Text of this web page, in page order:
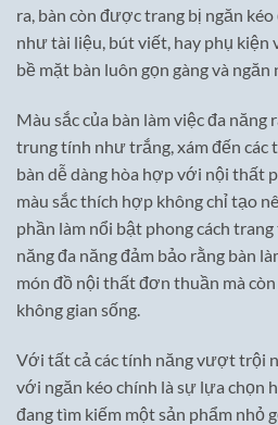
ra, bàn còn được trang bị ngăn
như tài liệu, bút viết, hay phụ kiện
bề mặt bàn luôn gọn gàng và ngăn
Màu sắc của bàn làm việc đa năng
trung tính như trắng, xám đến các
bàn dễ dàng hòa hợp với nội thất
màu sắc thích hợp không chỉ tạo
phần làm nổi bật phong cách
năng đa năng đảm bảo rằng bàn
món đồ nội thất đơn thuần mà
không gian sống.
Với tất cả các tính năng vượt trội
với ngăn kéo chính là sự lựa chọn
đang tìm kiếm một sản phẩm nhỏ